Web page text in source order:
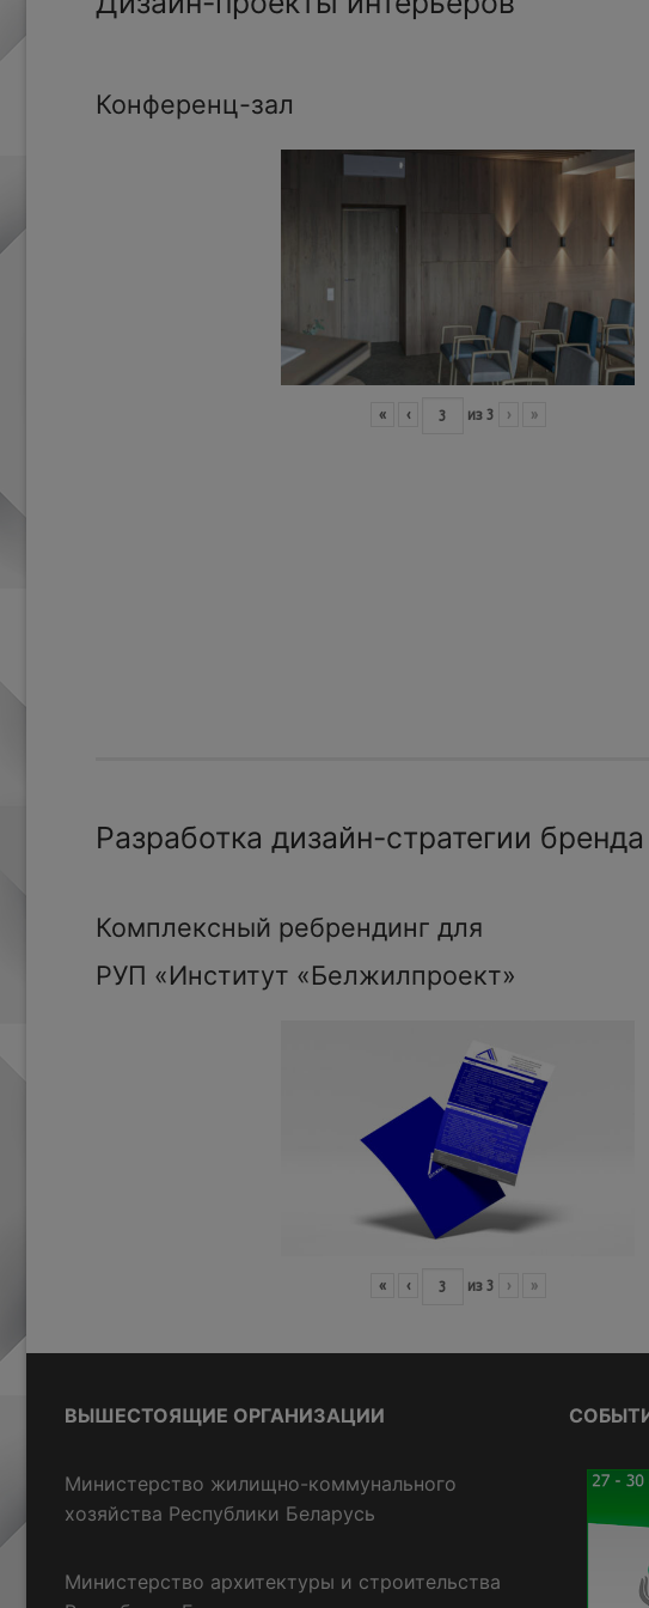
Конференц-зал
« ‹ из 3 › »
Разработка дизайн-стратегии
Комплексный ребрендинг для
РУП «Институт «Белжилпроект»
« ‹ из 3 › »
ВЫШЕСТОЯЩИЕ ОРГАНИЗАЦИИ
Министерство жилищно-коммунального
хозяйства Республики Беларусь
Министерство архитектуры и строительства